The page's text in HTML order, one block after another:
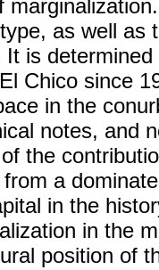
as well as
It is
Chico since
in the
notes, and
the
a
in the
in the
position of